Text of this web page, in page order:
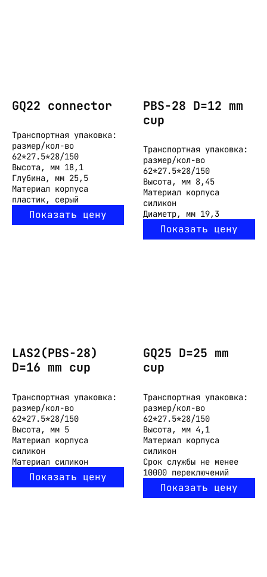
GQ22 connector
Транспортная упаковка:
размер/кол-во
62*27.5*28/150
Высота, мм 18,1
Глубина, мм 25,5
Материал корпуса
пластик, серый
Показать цену
PBS-28 D=12 mm
cup
Транспортная упаковка:
размер/кол-во
62*27.5*28/150
Высота, мм 8,45
Материал корпуса
силикон
Диаметр, мм 19,3
Показать цену
LAS2(PBS-28)
D=16 mm cup
Транспортная упаковка:
размер/кол-во
62*27.5*28/150
Высота, мм 5
Материал корпуса
силикон
Материал силикон
Показать цену
GQ25 D=25 mm
cup
Транспортная упаковка:
размер/кол-во
62*27.5*28/150
Высота, мм 4,1
Материал корпуса
силикон
Срок службы не менее
10000 переключений
Показать цену